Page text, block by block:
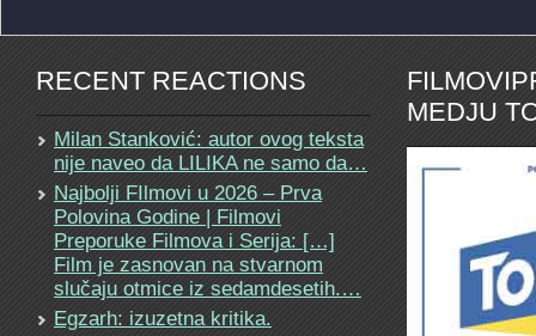
RECENT REACTIONS
Milan Stanković: autor ovog teksta
nije naveo da LILIKA ne samo da…
Najbolji FIlmovi u 2026 – Prva
Polovina Godine | Filmovi
Preporuke Filmova i Serija: […]
Film je zasnovan na stvarnom
slučaju otmice iz sedamdesetih.…
Egzarh: izuzetna kritika.
MEDJU